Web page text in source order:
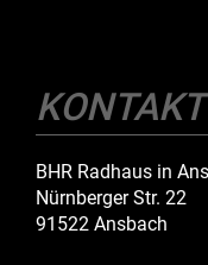
KONTAKT
BHR Radhaus in
Nürnberger Str. 22
91522 Ansbach